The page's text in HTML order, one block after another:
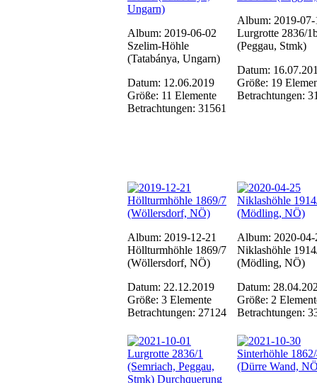
Album: 2019-06-02
Szelim-Höhle
(Tatabánya, Ungarn)
Datum: 12.06.2019
Größe: 11 Elemente
Betrachtungen: 31561
Album: 2019-07-
Lurgrotte 2836/
(Peggau, Stmk)
Datum:
Größe: 19
Betrachtungen:
Album: 2019-12-21
Höllturmhöhle 1869/7
(Wöllersdorf, NÖ)
Datum: 22.12.2019
Größe: 3 Elemente
Betrachtungen: 27124
Album: 2020-04-
Niklashöhle
(Mödling, NÖ)
Datum:
Größe: 2
Betrachtungen: